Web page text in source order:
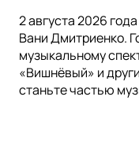
2 августа 2026
Вани Дмитриенко.
музыкальному
«Вишнёвый» и
станьте частью